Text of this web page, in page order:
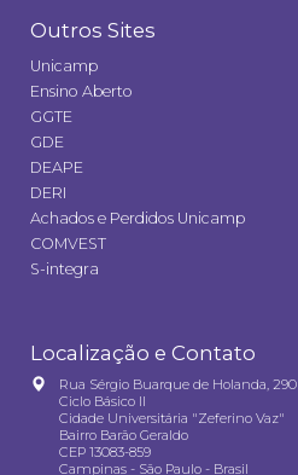
Outros Sites
Unicamp
Ensino Aberto
GGTE
GDE
DEAPE
DERI
Achados e Perdidos Unicamp
COMVEST
S-integra
Localização e Contato
Rua Sérgio Buarque de Holanda, 290
Ciclo Básico II
Cidade Universitária "Zeferino Vaz"
Bairro Barão Geraldo
CEP 13083-859
Campinas - São Paulo - Brasil